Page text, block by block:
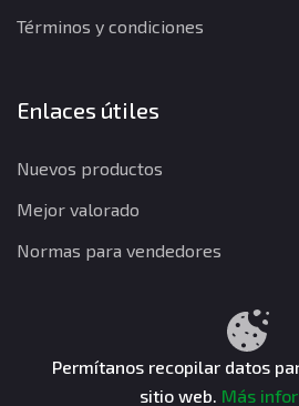
Términos y condiciones
Enlaces útiles
Nuevos productos
Mejor valorado
Normas para vendedores
Términos y
CuentasGO © 2026. Todos los
Permítanos recopilar datos
sitio web. Más